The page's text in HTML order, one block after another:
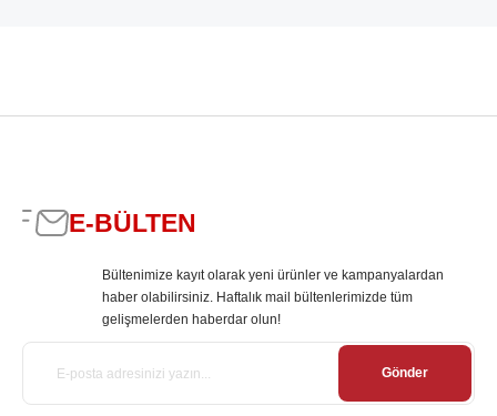
E-BÜLTEN
Bültenimize kayıt olarak yeni ürünler ve kampanyalardan
haber olabilirsiniz. Haftalık mail bültenlerimizde tüm
gelişmelerden haberdar olun!
Gönder